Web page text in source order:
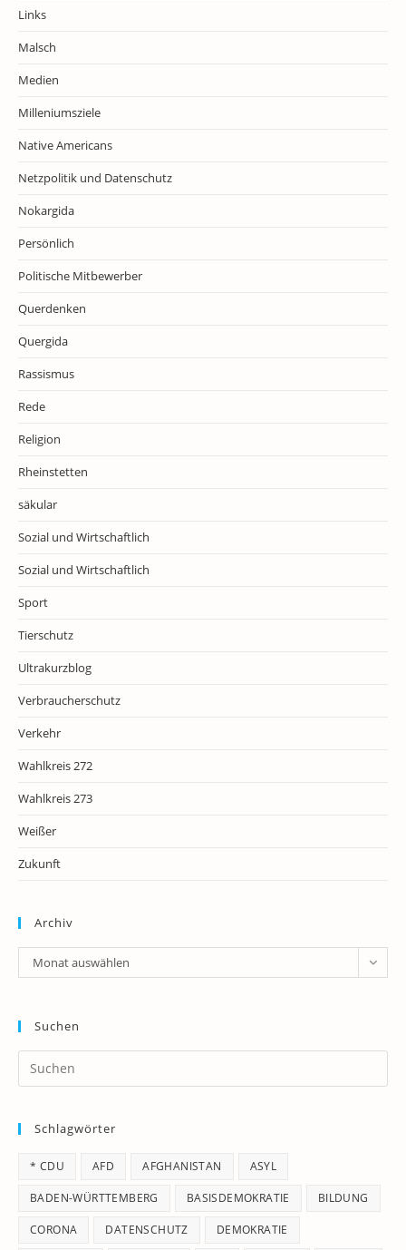
Links
Malsch
Medien
Milleniumsziele
Native Americans
Netzpolitik und Datenschutz
Nokargida
Persönlich
Politische Mitbewerber
Querdenken
Quergida
Rassismus
Rede
Religion
Rheinstetten
säkular
Sozial und Wirtschaftlich
Sozial und Wirtschaftlich
Sport
Tierschutz
Ultrakurzblog
Verbraucherschutz
Verkehr
Wahlkreis 272
Wahlkreis 273
Weißer
Zukunft
Archiv
Archiv
Monat auswählen
Suchen
Schlagwörter
* CDU AFD AFGHANISTAN ASYL
BADEN-WÜRTTEMBERG BASISDEMOKRATIE BILDUNG
CORONA DATENSCHUTZ DEMOKRATIE